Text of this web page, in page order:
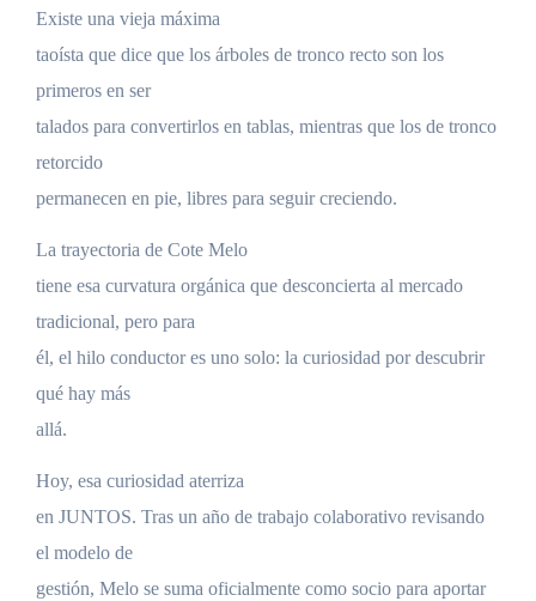
Existe una vieja máxima
taoísta que dice que los árboles de tronco recto son los
primeros en ser
talados para convertirlos en tablas, mientras que los de tronco
retorcido
permanecen en pie, libres para seguir creciendo.
La trayectoria de Cote Melo
tiene esa curvatura orgánica que desconcierta al mercado
tradicional, pero para
él, el hilo conductor es uno solo: la curiosidad por descubrir
qué hay más
allá.
Hoy, esa curiosidad aterriza
en JUNTOS. Tras un año de trabajo colaborativo revisando
el modelo de
gestión, Melo se suma oficialmente como socio para aportar